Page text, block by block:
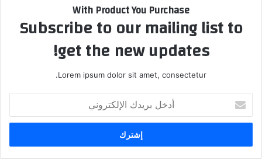
With Product You Purchase
Subscribe to our mailing list to
get the new updates!
Lorem ipsum dolor sit amet, consectetur.
بريدك
الإلكتروني